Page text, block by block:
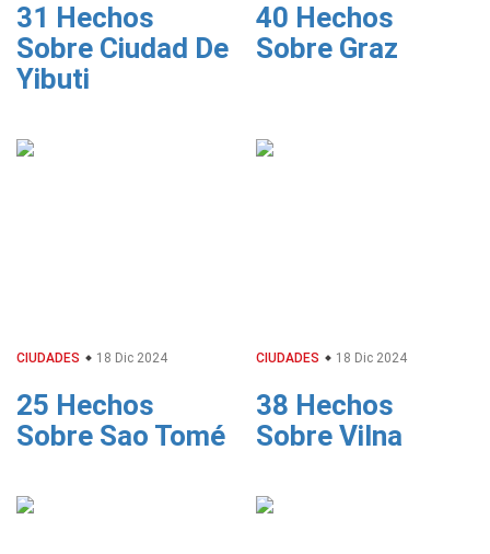
31 Hechos
Sobre Ciudad De
Yibuti
40 Hechos
Sobre Graz
CIUDADES 18 Dic 2024
25 Hechos
Sobre Sao Tomé
CIUDADES 18 Dic 2024
38 Hechos
Sobre Vilna